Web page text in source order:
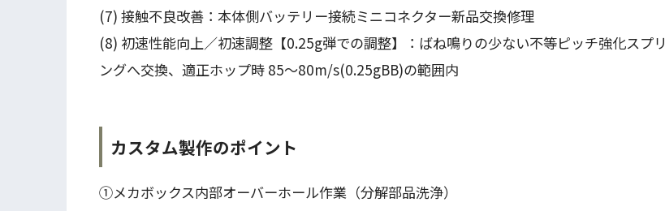
(7) 接触不良改善：本体側バッテリー接続ミニコネクター新品交換修理
(8) 初速性能向上／初速調整【0.25g弾での調整】：ばね鳴りの少ない不等ピッチ強化スプリ
ングへ交換、適正ホップ時 85～80m/s(0.25gBB)の範囲内
カスタム製作のポイント
①メカボックス内部オーバーホール作業（分解部品洗浄）